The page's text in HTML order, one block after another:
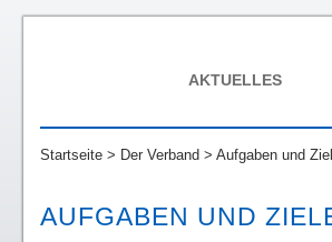
AKTUELLES
Startseite > Der Verband > Aufgaben und
AUFGABEN UND